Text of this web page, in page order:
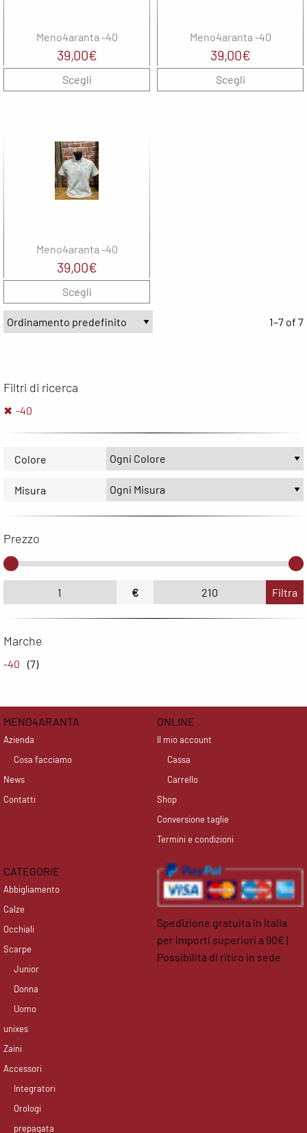
Meno4aranta -40
39,00€
Scegli
Meno4aranta -40
39,00€
Scegli
Meno4aranta -40
39,00€
Scegli
1–7 of 7
Filtri di ricerca
-40
Colore
Misura
Prezzo
€ Filtra
Marche
-40 (7)
MENO4ARANTA
Azienda
Cosa facciamo
News
Contatti
ONLINE
Il mio account
Cassa
Carrello
Shop
Conversione taglie
Termini e condizioni
CATEGORIE
Abbigliamento
Calze
Occhiali
Scarpe
Junior
Donna
Uomo
unixes
Zaini
Accessori
Integratori
Orologi
prepagata
Spedizione gratuita in Italia
per importi superiori a 90€ |
Possibilità di ritiro in sede